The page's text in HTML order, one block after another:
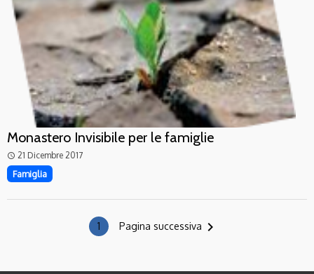
Monastero Invisibile per le famiglie
access_time 21 Dicembre 2017
Famiglia
1 Pagina successiva navigate_next